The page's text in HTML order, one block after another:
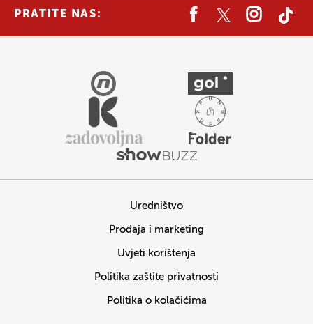
PRATITE NAS:
Uredništvo
Prodaja i marketing
Uvjeti korištenja
Politika zaštite privatnosti
Politika o kolačićima